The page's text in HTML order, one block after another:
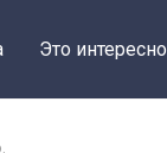
Это интересно